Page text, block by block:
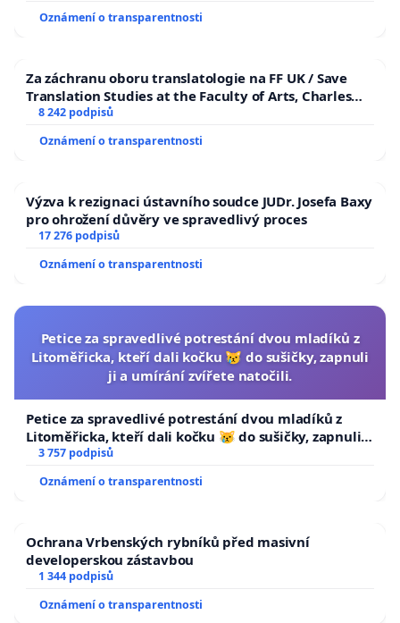
Oznámení o transparentnosti
Za záchranu oboru translatologie na FF UK / Save
Translation Studies at the Faculty of Arts, Charles
University
8 242 podpisů
Oznámení o transparentnosti
Výzva k rezignaci ústavního soudce JUDr. Josefa Baxy
pro ohrožení důvěry ve spravedlivý proces
17 276 podpisů
Oznámení o transparentnosti
Petice za spravedlivé potrestání dvou mladíků z
Litoměřicka, kteří dali kočku 😿 do sušičky, zapnuli
ji a umírání zvířete natočili.
Petice za spravedlivé potrestání dvou mladíků z
Litoměřicka, kteří dali kočku 😿 do sušičky, zapnuli ji
a umírání zvířete natočili.
3 757 podpisů
Oznámení o transparentnosti
Ochrana Vrbenských rybníků před masivní
developerskou zástavbou
1 344 podpisů
Oznámení o transparentnosti